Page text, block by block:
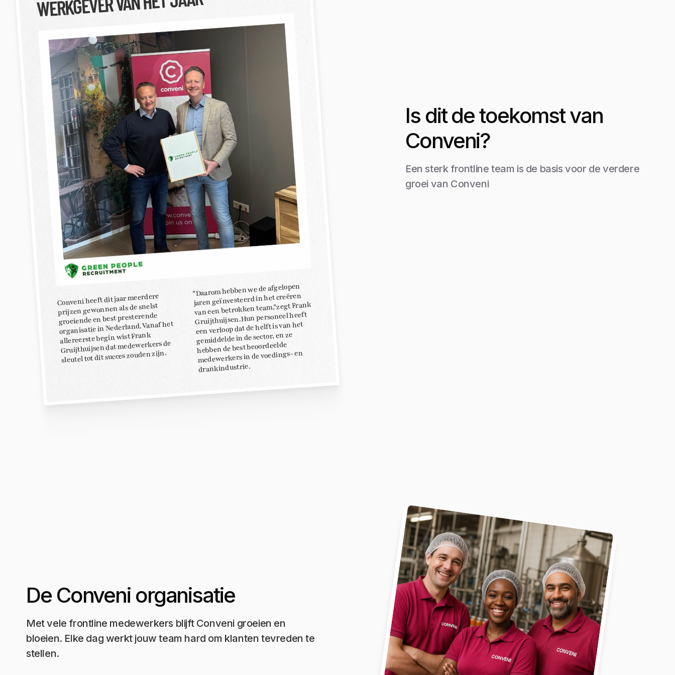
Conveni heeft dit jaar meerdere
prijzen gewonnen als de snelst
groeiende en best presterende
organisatie in Nederland. Vanaf het
allereerste begin wist Frank
Gruijthuijsen dat medewerkers de
sleutel tot dit succes zouden zijn.
"Daarom hebben we de afgelopen
jaren geïnvesteerd in het creëren
van een betrokken team,"zegt Frank
Gruijthuijsen. Hun personeel heeft
een verloop dat de helft is van het
gemiddelde in de sector, en ze
hebben de best beoordeelde
medewerkers in de voedings- en
drankindustrie.
Is dit de toekomst van
Conveni?
Een sterk frontline team is de basis voor de verdere
groei van Conveni
De Conveni organisatie
Met vele frontline medewerkers blijft Conveni groeien en
bloeien. Elke dag werkt jouw team hard om klanten tevreden te
stellen.